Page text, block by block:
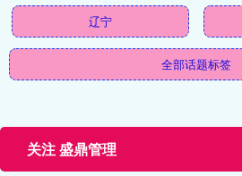
辽宁
全部话题标签
关注 盛鼎管理